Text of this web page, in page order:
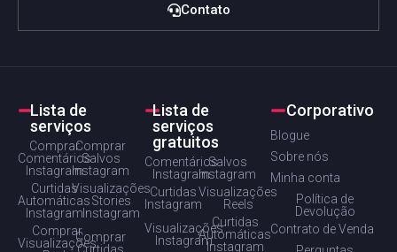
Contato
Lista de
serviços
Comprar
Comentários
Instagram
Comprar
Salvos
Instagram
Curtidas
Automáticas
Instagram
Visualizações
Stories
Instagram
Comprar
VisualizaçõesComprar
Curtidas
Lista de
serviços
gratuitos
Comentários
Instagram
Salvos
Instagram
Curtidas
Instagram
Visualizações
Reels
Visualizações
Instagram
Curtidas
Automáticas
Instagram
Corporativo
Blogue
Sobre nós
Minha conta
Política de
Devolução
Contrato de Venda